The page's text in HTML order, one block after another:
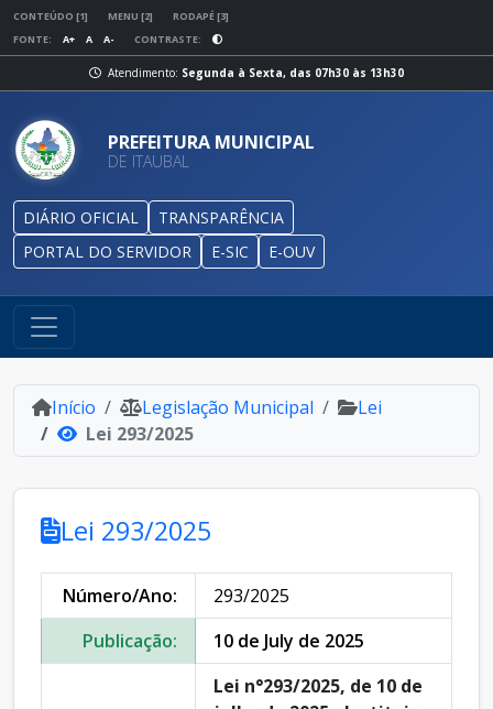
CONTEÚDO [1] MENU [2]
RODAPÉ [3]
FONTE:
A+ A A- CONTRASTE:
Atendimento: Segunda à Sexta, das 07h30 às 13h30
PREFEITURA MUNICIPAL
DE ITAUBAL
DIÁRIO OFICIAL
TRANSPARÊNCIA
PORTAL DO SERVIDOR
E-SIC E-OUV
Início Legislação Municipal
Lei
Lei 293/2025
Lei 293/2025
Número/Ano:
293/2025
Publicação:
10 de July de 2025
Lei n°293/2025, de 10 de